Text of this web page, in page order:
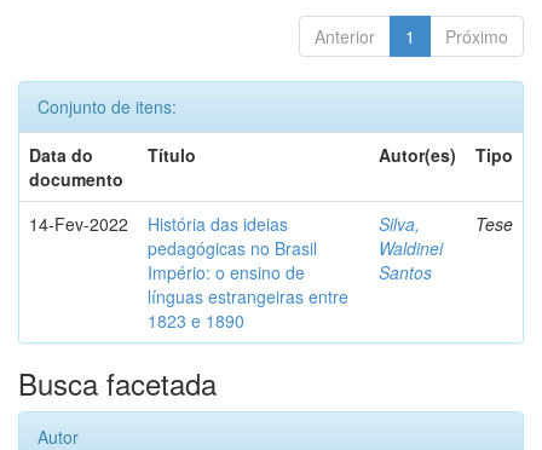
Anterior 1 Próximo
Conjunto de itens:
Data do
documento
Título Autor(es) Tipo
14-Fev-2022
História das ideias
pedagógicas no Brasil
Império: o ensino de
línguas estrangeiras entre
1823 e 1890
Silva,
Waldinei
Santos
Tese
Busca facetada
Autor